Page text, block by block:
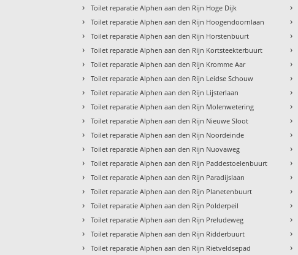
› Toilet reparatie Alphen aan den Rijn Hoge Dijk
› Toilet reparatie Alphen aan den Rijn Hoogendoornlaan
› Toilet reparatie Alphen aan den Rijn Horstenbuurt
› Toilet reparatie Alphen aan den Rijn Kortsteekterbuurt
› Toilet reparatie Alphen aan den Rijn Kromme Aar
› Toilet reparatie Alphen aan den Rijn Leidse Schouw
› Toilet reparatie Alphen aan den Rijn Lijsterlaan
› Toilet reparatie Alphen aan den Rijn Molenwetering
› Toilet reparatie Alphen aan den Rijn Nieuwe Sloot
› Toilet reparatie Alphen aan den Rijn Noordeinde
› Toilet reparatie Alphen aan den Rijn Nuovaweg
› Toilet reparatie Alphen aan den Rijn Paddestoelenbuurt
› Toilet reparatie Alphen aan den Rijn Paradijslaan
› Toilet reparatie Alphen aan den Rijn Planetenbuurt
› Toilet reparatie Alphen aan den Rijn Polderpeil
› Toilet reparatie Alphen aan den Rijn Preludeweg
› Toilet reparatie Alphen aan den Rijn Ridderbuurt
› Toilet reparatie Alphen aan den Rijn Rietveldsepad
›
›
›
›
›
›
›
›
›
›
›
›
›
›
›
›
›
›